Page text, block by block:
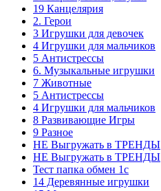
19 Канцелярия
2. Герои
3 Игрушки для девочек
4 Игрушки для мальчиков
5 Антистрессы
6. Музыкальные игрушки
7 Животные
5 Антистрессы
4 Игрушки для мальчиков
8 Развивающие Игры
9 Разное
НЕ Выгружать в ТРЕНДЫ
НЕ Выгружать в ТРЕНДЫ
Тест папка обмен 1с
14 Деревянные игрушки